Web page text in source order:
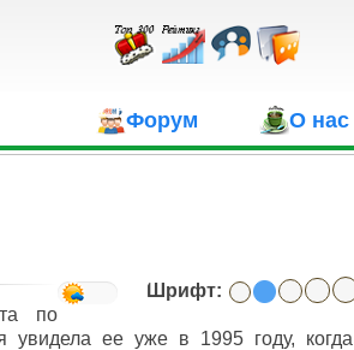
Форум О нас
Шрифт:
по
увидела ее уже в 1995 году, когда